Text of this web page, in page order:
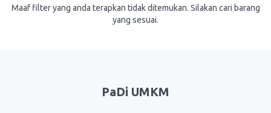
Maaf filter yang anda terapkan tidak ditemukan. Silakan cari barang
yang sesuai.
PaDi UMKM